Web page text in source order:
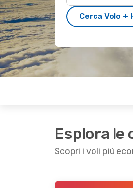
Cerca Volo +
Esplora le
Scopri i voli più